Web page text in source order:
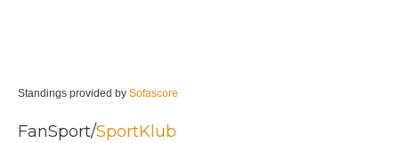
Standings provided by Sofascore
FanSport/SportKlub